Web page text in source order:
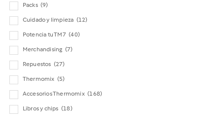
Packs (9)
Cuidado y limpieza (12)
Potencia tu TM7 (40)
Merchandising (7)
Repuestos (27)
Thermomix (5)
Accesorios Thermomix (168)
Libros y chips (18)